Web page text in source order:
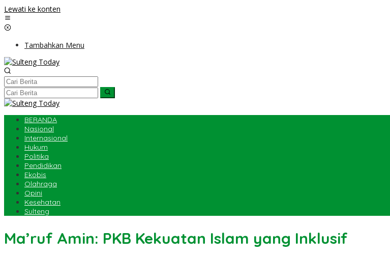
Lewati ke konten
Tambahkan Menu
BERANDA
Nasional
Internasional
Hukum
Politika
Pendidikan
Ekobis
Olahraga
Opini
Kesehatan
Sulteng
Ma’ruf Amin: PKB Kekuatan Islam yang Inklusif